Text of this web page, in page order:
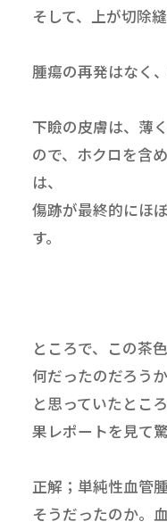
そして、上が切除
腫瘍の再発はなく
下瞼の皮膚は、薄
ので、ホクロを含
は、
傷跡が最終的にほ
す。
ところで、この茶
何だったのだろう
と思っていたとこ
果レポートを見て
正解；単純性血管
そうだったのか。